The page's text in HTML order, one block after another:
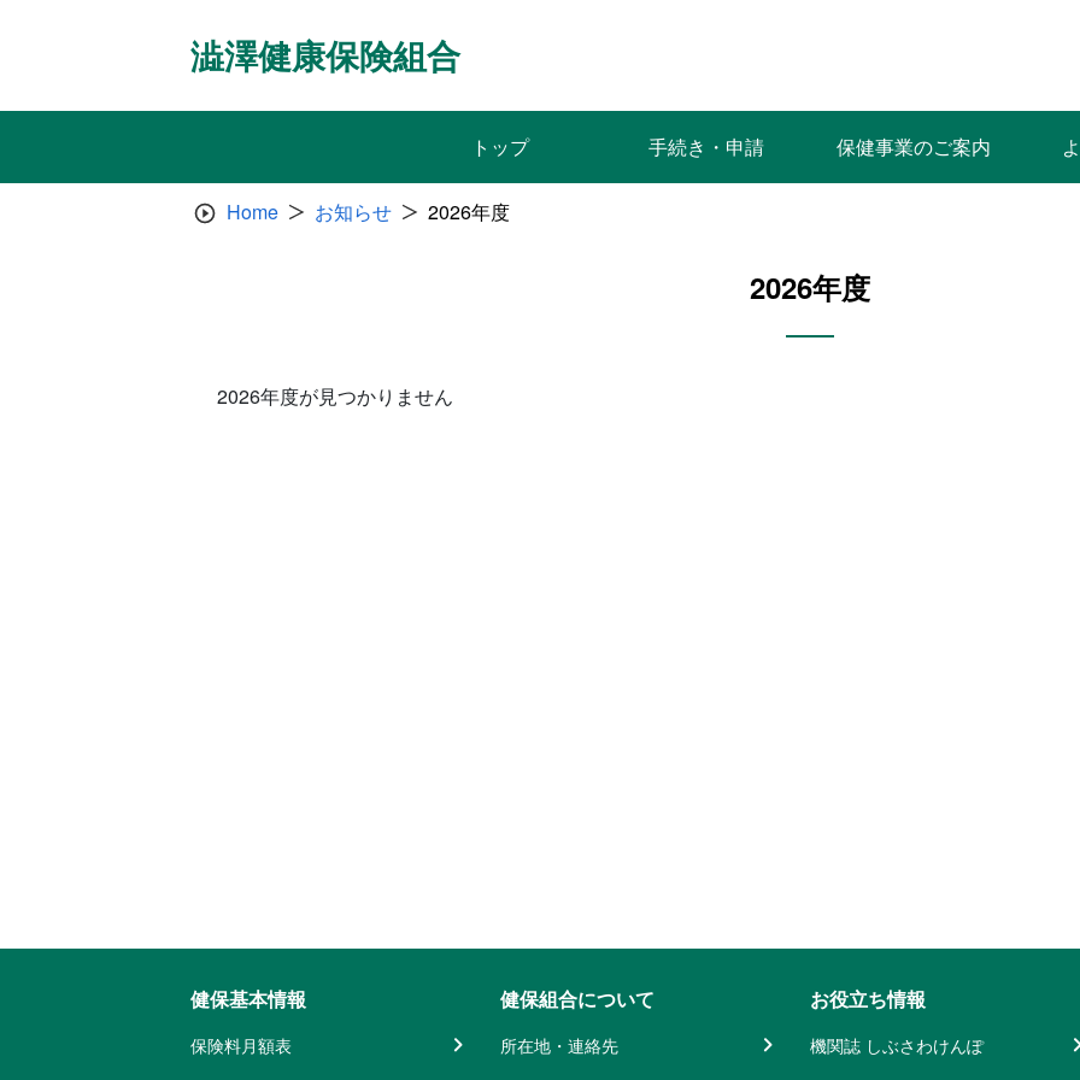
澁澤健康保険組合
トップ 手続き・申請 保健事業のご案内
Home お知らせ 2026年度
2026年度
2026年度が見つかりません
健保基本情報
保険料月額表
健保組合について
所在地・連絡先
お役立ち情報
機関誌 しぶさわけんぽ